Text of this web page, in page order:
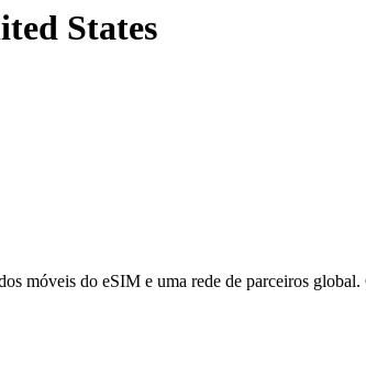
States
móveis do eSIM e uma rede de parceiros